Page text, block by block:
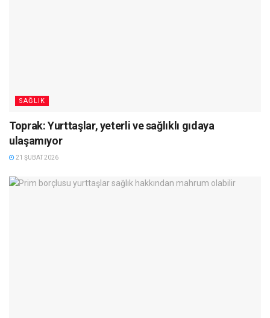
SAĞLIK
Toprak: Yurttaşlar, yeterli ve sağlıklı gıdaya
ulaşamıyor
21 ŞUBAT 2026